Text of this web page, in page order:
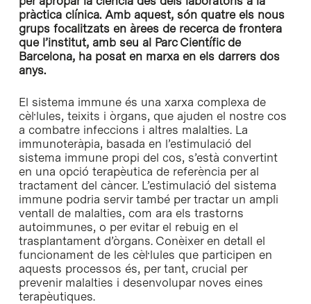
pràctica clínica. Amb aquest, són quatre els nous
grups focalitzats en àrees de recerca de frontera
que l’institut, amb seu al Parc Científic de
Barcelona, ha posat en marxa en els darrers dos
anys.
El sistema immune és una xarxa complexa de
cèl·lules, teixits i òrgans, que ajuden el nostre cos
a combatre infeccions i altres malalties. La
immunoteràpia, basada en l’estimulació del
sistema immune propi del cos, s’està convertint
en una opció terapèutica de referència per al
tractament del càncer. L’estimulació del sistema
immune podria servir també per tractar un ampli
ventall de malalties, com ara els trastorns
autoimmunes, o per evitar el rebuig en el
trasplantament d’òrgans. Conèixer en detall el
funcionament de les cèl·lules que participen en
aquests processos és, per tant, crucial per
prevenir malalties i desenvolupar noves eines
terapèutiques.